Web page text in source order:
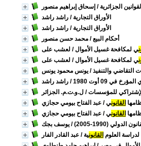
الجزائرية / إسحاق إبراهيم منصور
الأوراق التجارية / راشد راشد
الأوراق التجارية / راشد راشد
أحكام البيع/ محمد حسن منصور
ي لمكافحة غسيل الأموال/ لعشب على
ي لمكافحة غسيل الأموال/ لعشب على
التقاضي والتنفيذ/ يونس محمود يونس
في 09 أوت 1980
/ راشد راشد
للمؤسسات/ ل.و.ت.م. الجزائر
القانوني/ عبد الفتاح بيومي حجازي
القانوني/ عبد الفتاح بيومي حجازي
(1990-2005)
/ يوسف بجك
لدراسة العلوم القانونية / عبد القادر الفار